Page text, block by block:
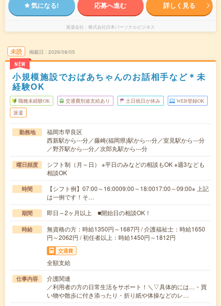
気になる! 応募へ進む 詳しく見る
派遣会社 株式会社日本パーソナルビジネス
未読
NEW
掲載日 2026/08/05
小規模施設でおばあちゃんのお話相手など＊未
経験OK
職種未経験OK 交通費別途支給あり 土日祝日が休み WEB登録OK
派遣
勤務地
福岡市早良区
西新駅から---分／藤崎(福岡県)駅から---分／室見駅から---分
／野芥駅から---分／次郎丸駅から---分
曜日頻度
シフト制（月～日） ※平日のみなどの相談もOK ※週3なども
相談OK
時間
【シフト例】07:00～16:0009:00～18:0017:00～09:00※ 上記
は一例です！そ…
期間 即日～2ヶ月以上 ■開始日の相談OK！
時給
無資格の方：時給1350円～1687円 / 介護福祉士：時給1650
円～2062円 / 初任者以上：時給1450円～1812円
交通費
全額支給
仕事内容
介護関連
／利用者の方の日常生活をサポート！＼▽具体的には…・買
い物や散歩に付き添ったり・折り紙や体操などのレ…